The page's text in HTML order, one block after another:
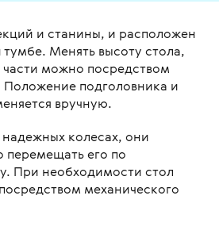
и станины, и расположен
тумбе. Менять высоту стола,
можно посредством
Положение подголовника и
вручную.
колесах, они
перемещать его по
При необходимости стол
механического